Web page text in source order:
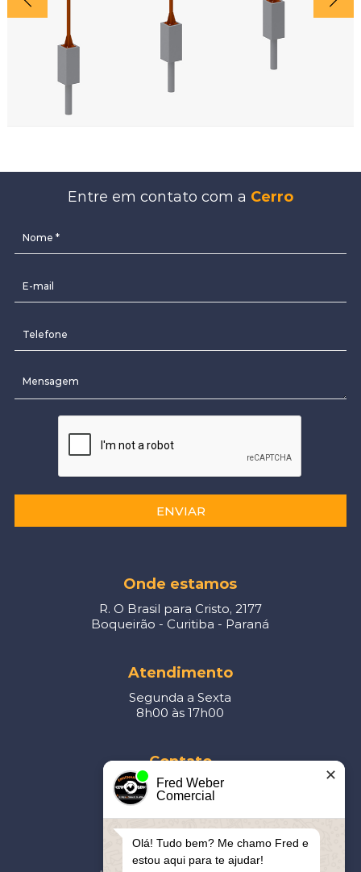
Entre em contato com a Cerro
ENVIAR
Onde estamos
R. O Brasil para Cristo, 2177
Boqueirão - Curitiba - Paraná
Atendimento
Segunda a Sexta
8h00 às 17h00
Contato
413093-5877
contato@cerro.eng.br
Parceiros
Fred Weber
Comercial
✕
Olá! Tudo bem? Me chamo Fred e
estou aqui para te ajudar!